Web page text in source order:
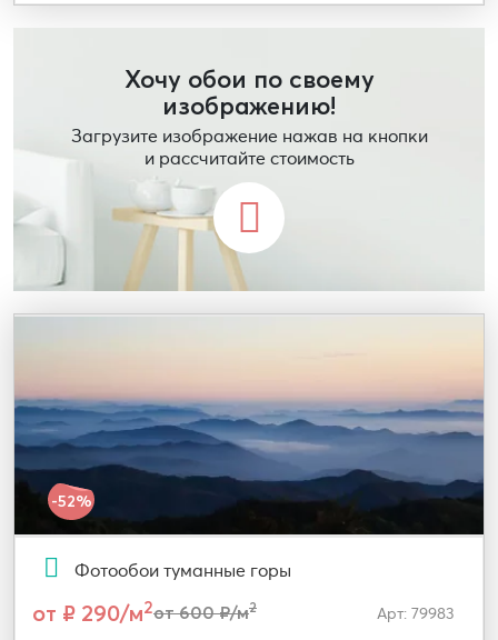
Хочу обои по своему
изображению!
Загрузите изображение нажав на кнопки
и рассчитайте стоимость
-52%
Фотообои туманные горы
от ₽ 290/м2от 600 ₽/м2 Арт: 79983